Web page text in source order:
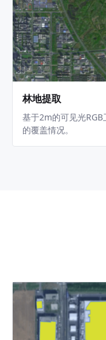
林地提取
基于2m的可见光
的覆盖情况。